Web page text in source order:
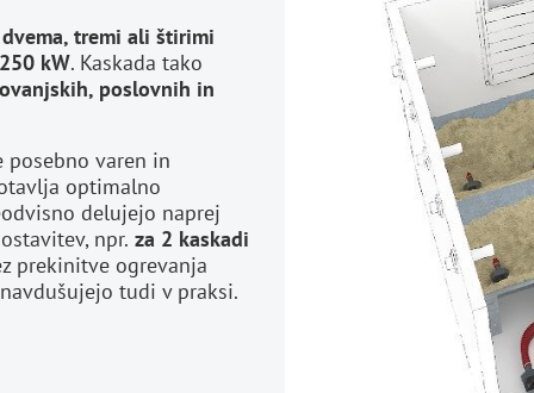
tremi ali štirimi
kW. Kaskada tako
poslovnih in
posebno varen in
optimalno
delujejo naprej
npr. za 2 kaskadi
prekinitve ogrevanja
tudi v praksi.